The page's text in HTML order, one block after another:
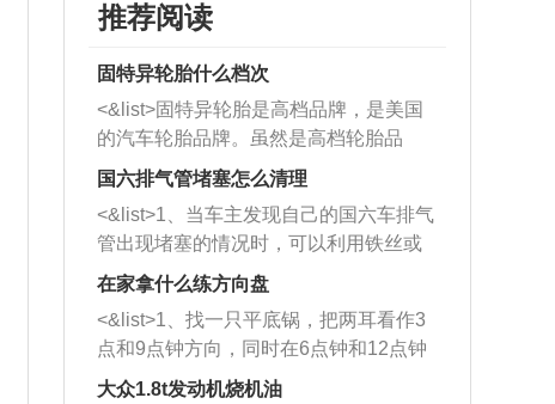
推荐阅读
固特异轮胎什么档次
<&list>固特异轮胎是高档品牌，是美国
的汽车轮胎品牌。虽然是高档轮胎品
牌，但是中高低端的轮胎都有生产，这
也是为了更好的开拓市场。
国六排气管堵塞怎么清理
<&list>1、当车主发现自己的国六车排气
管出现堵塞的情况时，可以利用铁丝或
者是细棍，直接将杂物给取出来，如果
堵塞情况比较严重，也可以采取应急措
施。 <&list>2、直接利用木棍将所有的
杂物推到排气管里面的位置处，然后将
三元催化器拆解开，就可以将堵塞的东
在家拿什么练方向盘
<&list>1、找一只平底锅，把两耳看作3
点和9点钟方向，同时在6点钟和12点钟
方向做一个标记。 <&list>2、双手握住
大众1.8t发动机烧机油